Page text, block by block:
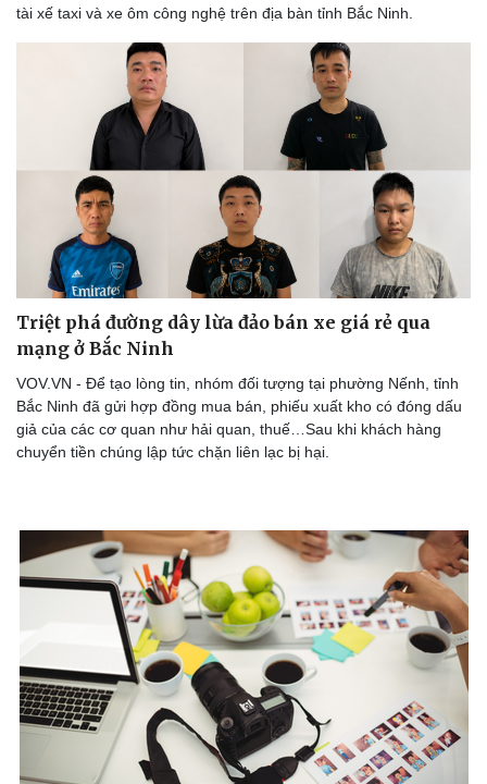
tài xế taxi và xe ôm công nghệ trên địa bàn tỉnh Bắc Ninh.
Triệt phá đường dây lừa đảo bán xe giá rẻ qua
mạng ở Bắc Ninh
VOV.VN - Để tạo lòng tin, nhóm đối tượng tại phường Nếnh, tỉnh
Bắc Ninh đã gửi hợp đồng mua bán, phiếu xuất kho có đóng dấu
giả của các cơ quan như hải quan, thuế…Sau khi khách hàng
chuyển tiền chúng lập tức chặn liên lạc bị hại.